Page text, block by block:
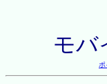
モバ
ポ